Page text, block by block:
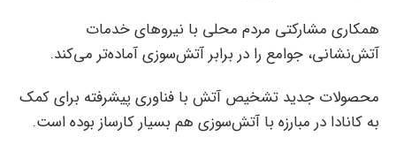
همکاری مشارکتی مردم محلی با نیروهای خدمات
آتش‌نشانی، جوامع را در برابر آتش‌سوزی آماده‌تر می‌کند.
محصولات جدید تشخیص آتش‌ با فناوری پیشرفته برای کمک
به کانادا در مبارزه با آتش‌سوزی هم بسیار کارساز بوده است.